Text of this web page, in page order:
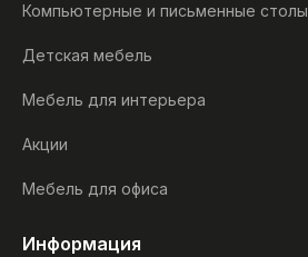
Компьютерные и письменные столы
Детская мебель
Мебель для интерьера
Акции
Мебель для офиса
Информация